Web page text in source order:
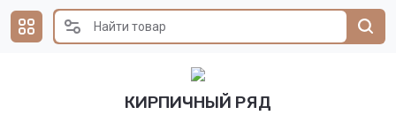
КИРПИЧНЫЙ РЯД